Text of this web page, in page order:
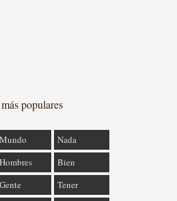
populares
Mundo
Nada
Hombres
Bien
Gente Tener